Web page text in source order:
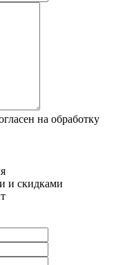
на обработку
и скидками